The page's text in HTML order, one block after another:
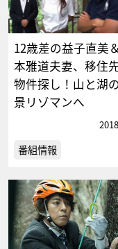
12歳差の益子直美
本雅道夫妻、移住
物件探し！山と湖
景リゾマンへ
番組情報